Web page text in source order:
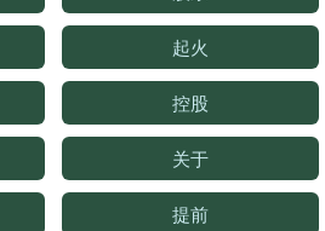
起火
控股
关于
提前